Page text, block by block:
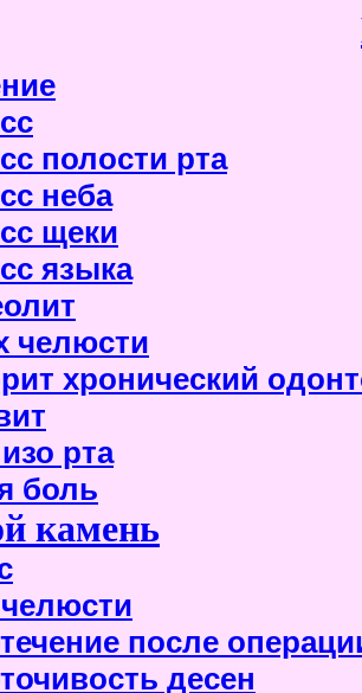
полости рта
неба
щеки
языка
челюсти
хронический
рта
боль
камень
после
десен